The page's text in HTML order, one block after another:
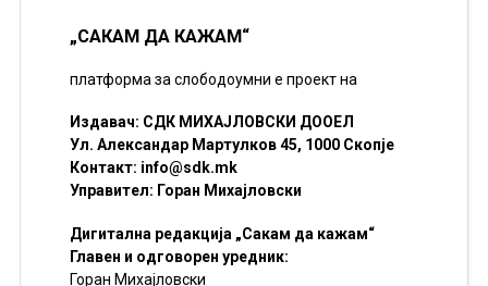
„САКАМ ДА КАЖАМ“
платформа за слободоумни е проект на
Издавач: СДК МИХАЈЛОВСКИ ДООЕЛ
Ул. Александар Мартулков 45, 1000 Скопје
Контакт: info@sdk.mk
Управител: Горан Михајловски
Дигитална редакција „Сакам да кажам“
Главен и одговорен уредник:
Горан Михајловски